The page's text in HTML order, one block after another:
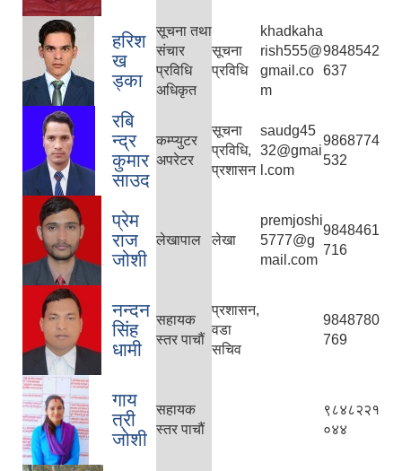
हरिश
ख
ड्का
सूचना तथा
संचार
प्रविधि
अधिकृत
सूचना
प्रविधि
khadkaha
rish555@
gmail.co
m
9848542
637
रबि
न्द्र
कुमार
साउद
कम्प्युटर
अपरेटर
सूचना
प्रविधि,
प्रशासन
saudg45
32@gmai
l.com
9868774
532
प्रेम
राज
जोशी
लेखापाल लेखा
premjoshi
5777@g
mail.com
9848461
716
नन्दन
सिंह
धामी
सहायक
स्तर पाचौं
प्रशासन,
वडा
सचिव
9848780
769
गाय
त्री
जोशी
सहायक
स्तर पाचौं
९८४८२२१
०४४